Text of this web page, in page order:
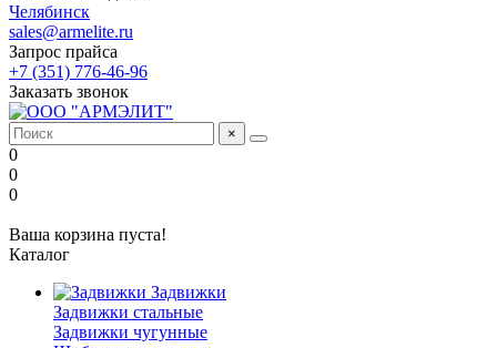
Челябинск
sales@armelite.ru
Запрос прайса
+7 (351) 776-46-96
Заказать звонок
×
0
0
0
Ваша корзина пуста!
Каталог
Задвижки
Задвижки стальные
Задвижки чугунные